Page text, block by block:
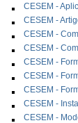
CESEM -
CESEM -
CESEM -
CESEM -
CESEM -
CESEM -
CESEM -
CESEM -
CESEM -